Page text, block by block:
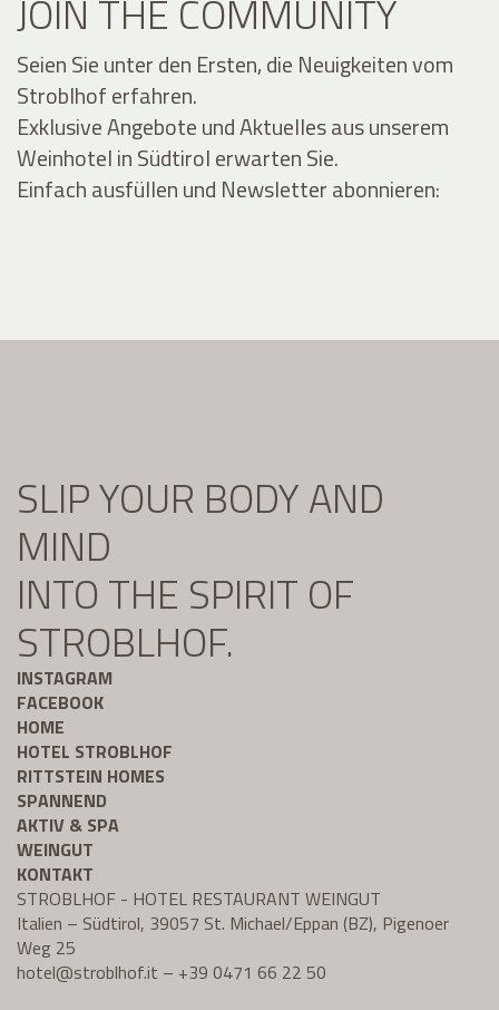
JOIN THE COMMUNITY
Seien Sie unter den Ersten, die Neuigkeiten vom
Stroblhof erfahren.
Exklusive Angebote und Aktuelles aus unserem
Weinhotel in Südtirol erwarten Sie.
Einfach ausfüllen und Newsletter abonnieren:
SLIP YOUR BODY AND
MIND
INTO THE SPIRIT OF
STROBLHOF.
INSTAGRAM
FACEBOOK
HOME
HOTEL STROBLHOF
RITTSTEIN HOMES
SPANNEND
AKTIV & SPA
WEINGUT
KONTAKT
STROBLHOF - HOTEL RESTAURANT WEINGUT
Italien – Südtirol, 39057 St. Michael/Eppan (BZ), Pigenoer
Weg 25
hotel@stroblhof.it – +39 0471 66 22 50